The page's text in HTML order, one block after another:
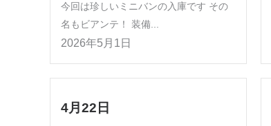
今回は珍しいミニバンの入庫です その
名もビアンテ！ 装備...
2026年5月1日
4月22日